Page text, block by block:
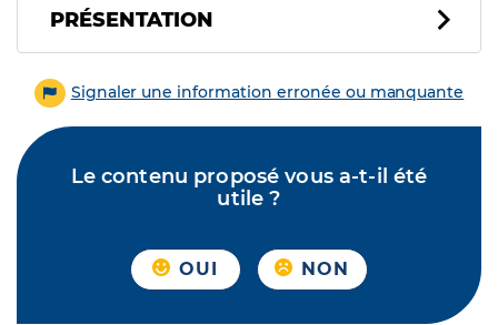
PRÉSENTATION
Signaler une information erronée ou manquante
Le contenu proposé vous a-t-il été
utile ?
OUI NON